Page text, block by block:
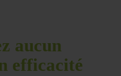
aucun
efficacité